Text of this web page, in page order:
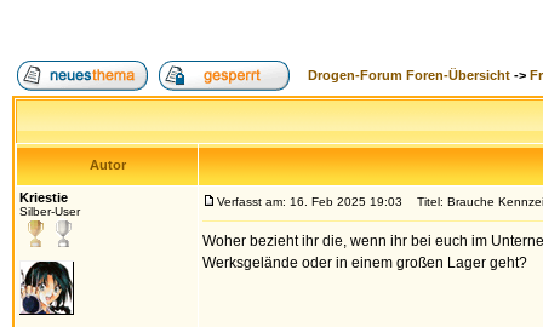
Drogen-Forum Foren-Übersicht ->
Autor
Kriestie
Silber-User
Verfasst am: 16. Feb 2025 19:03 Titel: Brauche
Woher bezieht ihr die, wenn ihr bei euch im
Werksgelände oder in einem großen Lager geht?